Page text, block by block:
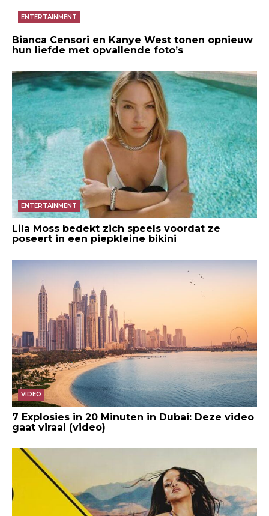
ENTERTAINMENT
Bianca Censori en Kanye West tonen opnieuw
hun liefde met opvallende foto’s
ENTERTAINMENT
Lila Moss bedekt zich speels voordat ze
poseert in een piepkleine bikini
VIDEO
7 Explosies in 20 Minuten in Dubai: Deze video
gaat viraal (video)